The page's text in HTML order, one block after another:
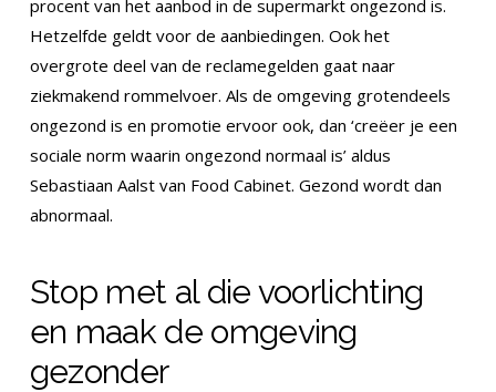
procent van het aanbod in de supermarkt ongezond is.
Hetzelfde geldt voor de aanbiedingen. Ook het
overgrote deel van de reclamegelden gaat naar
ziekmakend rommelvoer. Als de omgeving grotendeels
ongezond is en promotie ervoor ook, dan ‘creëer je een
sociale norm waarin ongezond normaal is’ aldus
Sebastiaan Aalst van Food Cabinet. Gezond wordt dan
abnormaal.
Stop met al die voorlichting
en maak de omgeving
gezonder